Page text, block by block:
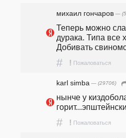
михаил гончаров —
Теперь можно
дурака. Типа все
Добивать
# ! Пожаловаться
karl simba — (29706)
нынче у
# ! Пожаловаться